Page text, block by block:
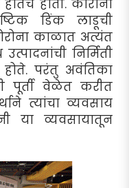
होती. कोरोना
डिंक लाडूची
काळात अत्यंत
निर्मिती
परंतु अवंतिका
पूर्ती वेळेत करीत
त्यांचा व्यवसाय
या व्यवसायातून